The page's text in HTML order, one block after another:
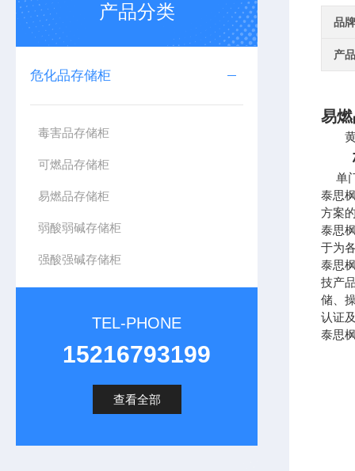
产品分类
危化品存储柜
毒害品存储柜
可燃品存储柜
易燃品存储柜
弱酸弱碱存储柜
强酸强碱存储柜
TEL-PHONE
15216793199
查看全部
品牌
产
易
黄色
标
单
泰思
方案
泰思
于为
泰思
技产
储、
认证
泰思